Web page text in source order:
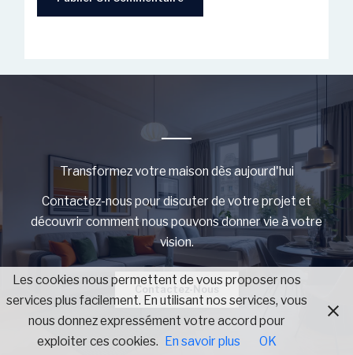
Transformez votre maison dès aujourd'hui
Contactez-nous pour discuter de votre projet et
découvrir comment nous pouvons donner vie à votre
vision.
Contactez-Nous
Les cookies nous permettent de vous proposer nos
services plus facilement. En utilisant nos services, vous
nous donnez expressément votre accord pour
exploiter ces cookies. En savoir plus OK